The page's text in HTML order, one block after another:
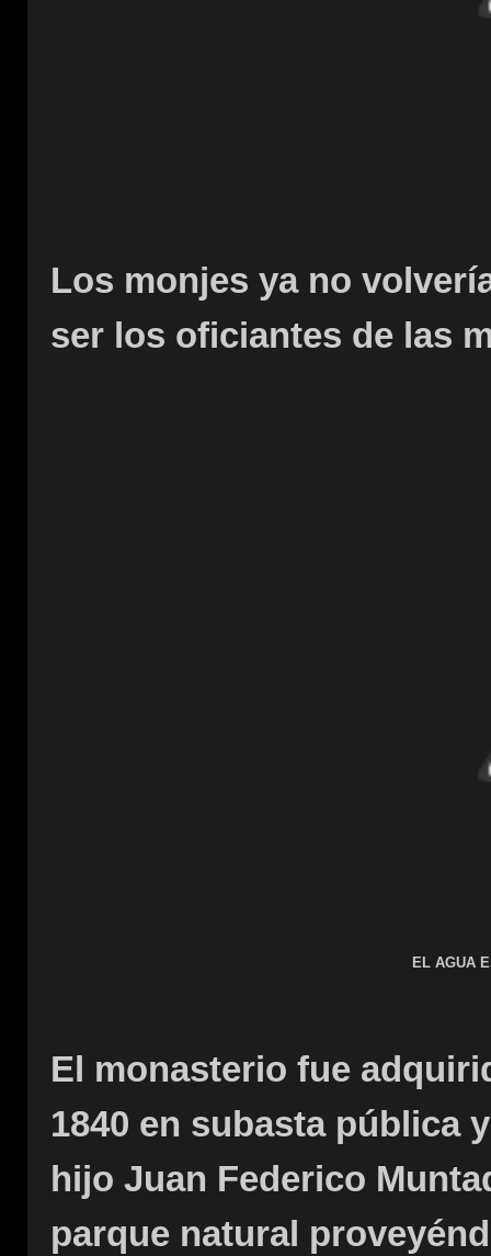
Los monjes ya no
ser los oficiantes de las
EL AGUA
El monasterio fue
1840 en subasta pública
hijo Juan Federico
parque natural